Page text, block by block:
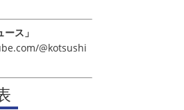
ス」
@kotsushi